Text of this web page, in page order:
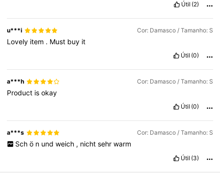
Útil (2)
u***i Cor: Damasco / Tamanho: S
Lovely item . Must buy it
Útil (0)
a***h Cor: Damasco / Tamanho: S
Product isokay
Útil (0)
a***s Cor: Damasco / Tamanho: S
Sch ö n und weich , nicht sehr warm
Útil (3)